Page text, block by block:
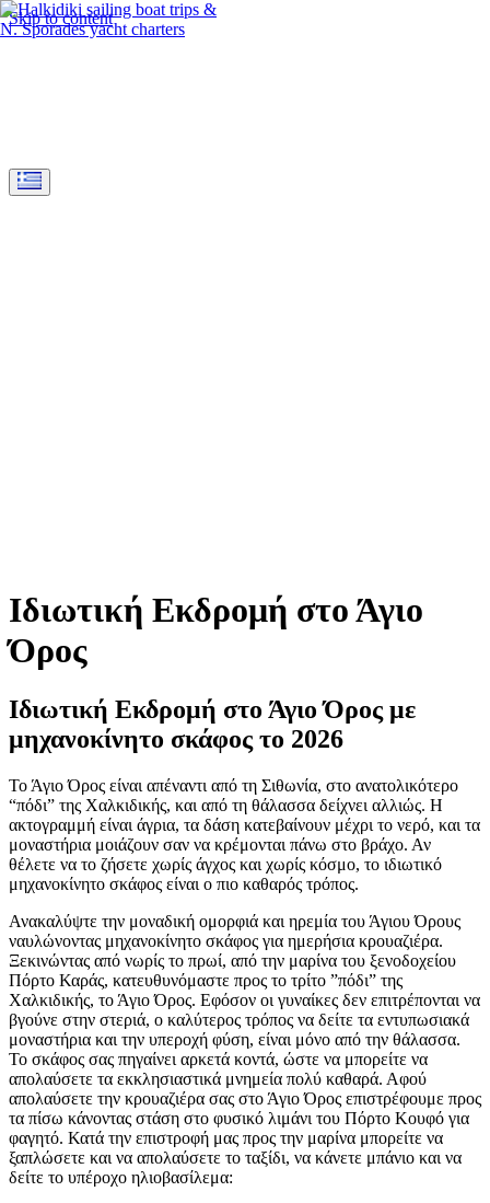
Skip to content
Ιδιωτική Εκδρομή στο Άγιο
Όρος
Ιδιωτική Εκδρομή στο Άγιο Όρος με
μηχανοκίνητο σκάφος το 2026
Το Άγιο Όρος είναι απέναντι από τη Σιθωνία, στο ανατολικότερο
“πόδι” της Χαλκιδικής, και από τη θάλασσα δείχνει αλλιώς. Η
ακτογραμμή είναι άγρια, τα δάση κατεβαίνουν μέχρι το νερό, και τα
μοναστήρια μοιάζουν σαν να κρέμονται πάνω στο βράχο. Αν
θέλετε να το ζήσετε χωρίς άγχος και χωρίς κόσμο, το ιδιωτικό
μηχανοκίνητο σκάφος είναι ο πιο καθαρός τρόπος.
Ανακαλύψτε την μοναδική ομορφιά και ηρεμία του Άγιου Όρους
ναυλώνοντας μηχανοκίνητο σκάφος για ημερήσια κρουαζιέρα.
Ξεκινώντας από νωρίς το πρωί, από την μαρίνα του ξενοδοχείου
Πόρτο Καράς, κατευθυνόμαστε προς το τρίτο ”πόδι” της
Χαλκιδικής, το Άγιο Όρος. Εφόσον οι γυναίκες δεν επιτρέπονται να
βγούνε στην στεριά, ο καλύτερος τρόπος να δείτε τα εντυπωσιακά
μοναστήρια και την υπεροχή φύση, είναι μόνο από την θάλασσα.
Το σκάφος σας πηγαίνει αρκετά κοντά, ώστε να μπορείτε να
απολαύσετε τα εκκλησιαστικά μνημεία πολύ καθαρά. Αφού
απολαύσετε την κρουαζιέρα σας στο Άγιο Όρος επιστρέφουμε προς
τα πίσω κάνοντας στάση στο φυσικό λιμάνι του Πόρτο Κουφό για
φαγητό. Κατά την επιστροφή μας προς την μαρίνα μπορείτε να
ξαπλώσετε και να απολαύσετε το ταξίδι, να κάνετε μπάνιο και να
δείτε το υπέροχο ηλιοβασίλεμα: